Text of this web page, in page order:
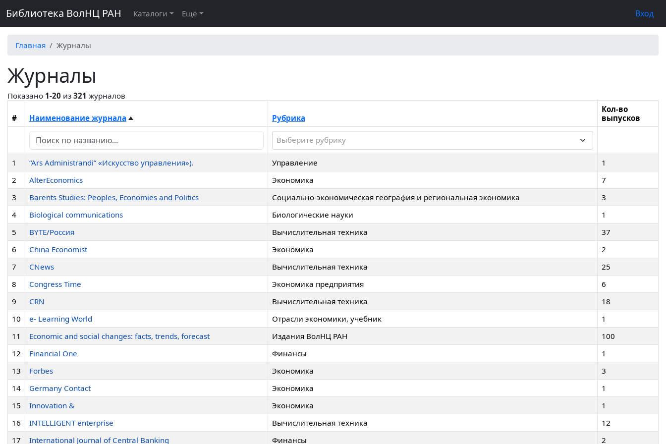
Библиотека ВолНЦ РАН Каталоги Ещё Вход
Главная Журналы
Журналы
Показано 1-20 из 321 журналов
# Наименование журнала Рубрика
Кол-во
выпусков
Выберите рубрику
1 “Ars Administrandi” «Искусство управления»). Управление
1
2
AlterEconomics Экономика
7
3
Barents Studies: Peoples, Economies and Politics Социально-экономическая география и региональная экономика
3
4
Biological communications Биологические науки
1
5
BYTE/Россия Вычислительная техника
37
6
China Economist Экономика
2
7
CNews Вычислительная техника
25
8
Congress Time Экономика предприятия
6
9
CRN Вычислительная техника
18
10
e- Learning World Отрасли экономики, учебник
1
11
Economic and social changes: facts, trends, forecast Издания ВолНЦ РАН
100
12
Financial One Финансы
1
13
Forbes Экономика
3
14
Germany Contact Экономика
1
15
Innovation & Экономика
1
16
INTELLIGENT enterprise Вычислительная техника
12
17
International Journal of Central Banking Финансы 2